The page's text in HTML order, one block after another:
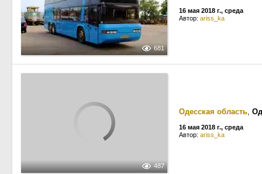
681
16 мая 2018 г., среда
Автор: ariss_ka
487
Одесская область,
16 мая 2018 г., среда
Автор: ariss_ka